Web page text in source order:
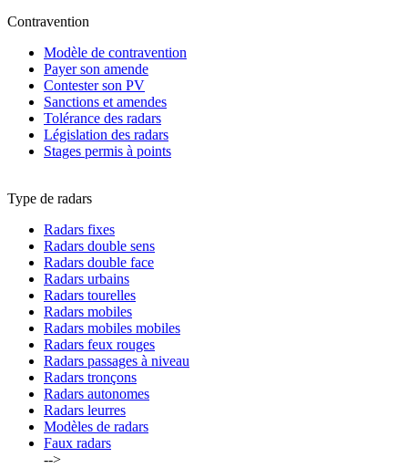
Contravention
Modèle de contravention
Payer son amende
Contester son PV
Sanctions et amendes
Tolérance des radars
Législation des radars
Stages permis à points
Type de radars
Radars fixes
Radars double sens
Radars double face
Radars urbains
Radars tourelles
Radars mobiles
Radars mobiles mobiles
Radars feux rouges
Radars passages à niveau
Radars tronçons
Radars autonomes
Radars leurres
Modèles de radars
Faux radars
-->